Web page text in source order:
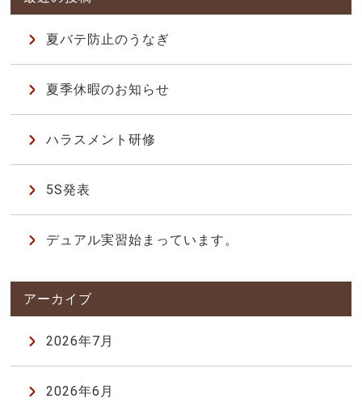
夏バテ防止のうなぎ
夏季休暇のお知らせ
ハラスメント研修
5S発表
デュアル実習始まっています。
2026年7月
2026年6月